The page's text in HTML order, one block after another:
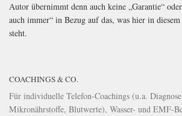
Autor übernimmt denn auch keine „Garantie“
auch immer“ in Bezug auf das, was hier in
steht.
COACHINGS & CO.
Für individuelle Telefon-Coachings (u.a.
Mikronährstoffe, Blutwerte), Wasser- und EMF-